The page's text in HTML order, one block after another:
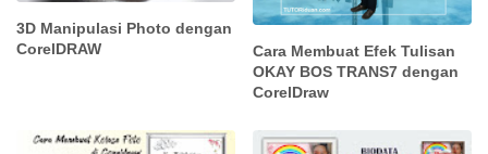
3D Manipulasi Photo dengan
CorelDRAW
Cara Membuat Efek Tulisan
OKAY BOS TRANS7 dengan
CorelDraw